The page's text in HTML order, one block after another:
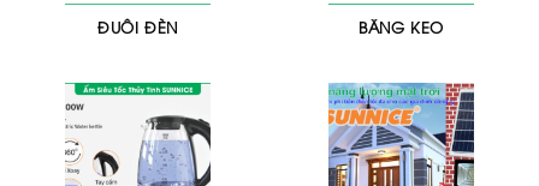
ĐUÔI ĐÈN BĂNG KEO